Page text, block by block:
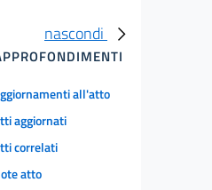
nascondi
all'atto
aggiornati
correlati
atto